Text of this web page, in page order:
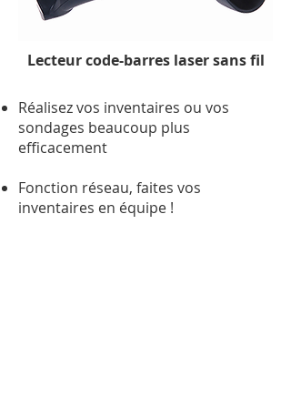
Lecteur code-barres laser sans fil
Réalisez vos inventaires ou vos
sondages beaucoup plus
efficacement
Fonction réseau, faites vos
inventaires en équipe !